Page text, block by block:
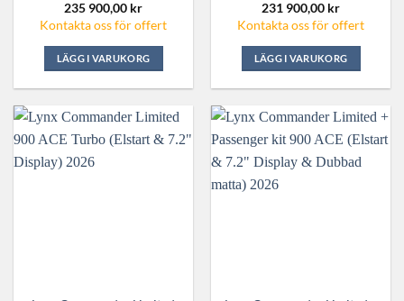
235 900,00 kr
Kontakta oss för offert
LÄGG I VARUKORG
231 900,00 kr
Kontakta oss för offert
LÄGG I VARUKORG